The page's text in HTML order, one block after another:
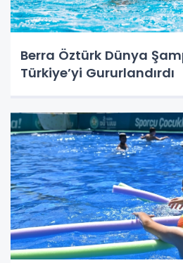
Berra Öztürk Dünya
Türkiye’yi Gururlandırdı